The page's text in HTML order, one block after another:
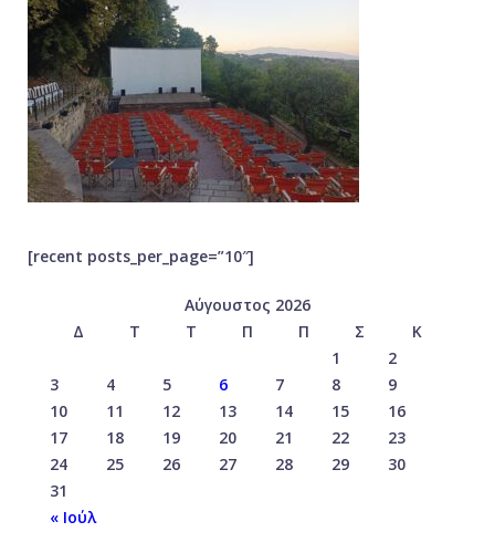
[recent posts_per_page=”10″]
Αύγουστος 2026
Δ
Τ Τ Π Π Σ
Κ
1
2
3
4 5 6 7 8
9
10
11 12 13 14 15
16
17
18 19 20 21 22
23
24
25 26 27 28 29
30
31
« Ιούλ